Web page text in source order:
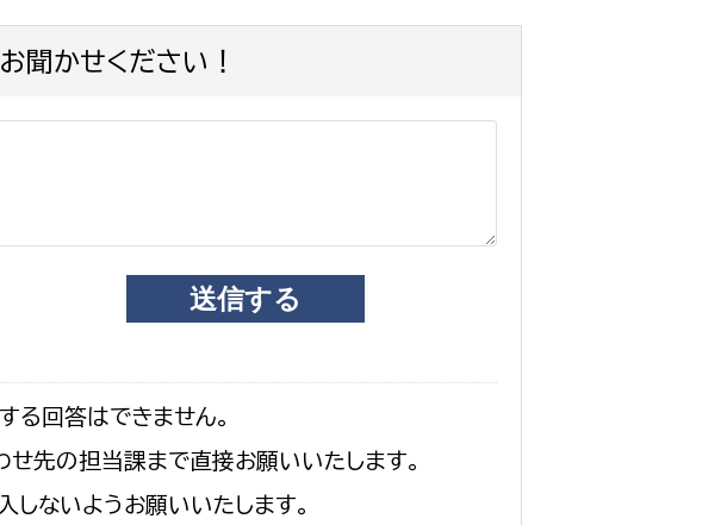
聞かせください！
る回答はできません。
先の担当課まで直接お願いいたします。
ないようお願いいたします。